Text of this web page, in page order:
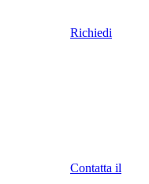
Richiedi
Contatta il